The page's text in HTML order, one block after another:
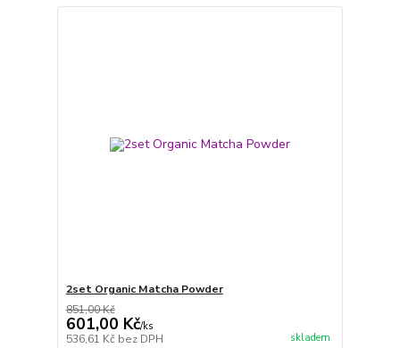
2set Organic Matcha Powder
851,00 Kč
601,00 Kč/ks
536,61 Kč bez DPH skladem